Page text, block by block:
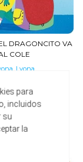
DRAGONCITO VA
COLE
Lyona
para
incluidos
su
la